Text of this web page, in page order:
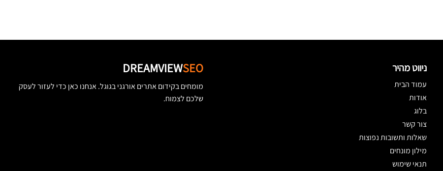
ניווט מהיר
עמוד הבית
אודות
בלוג
צור קשר
שאלות ותשובות נפוצות
מילון מונחים
תנאי שימוש
DREAMVIEWSEO
מומחים בקידום אתרים אורגני בגוגל. אנחנו כאן כדי לעזור לעסק
שלכם לצמוח.